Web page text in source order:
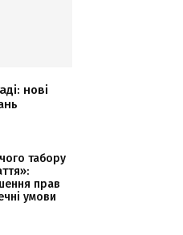
нові
табору
прав
умови